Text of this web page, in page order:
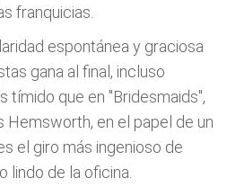
franquicias.
espontánea y graciosa
gana al final, incluso
tímido que en "Bridesmaids",
Hemsworth, en el papel de un
el giro más ingenioso de
lindo de la oficina.